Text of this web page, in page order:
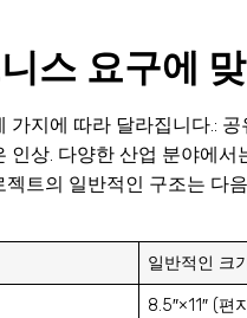
스 요구에
가지에 따라 달라집니다.:
인상. 다양한 산업 분야에
트의 일반적인 구조는 다
일반적인 크
8.5″×11″ (편